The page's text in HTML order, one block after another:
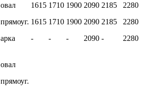
овал
прямоуг.
арка
1615
1615
-
1710
1710
-
1900
1900
-
2090
2090
2090
2185
2185
-
2280
2280
2280
овал
прямоуг.